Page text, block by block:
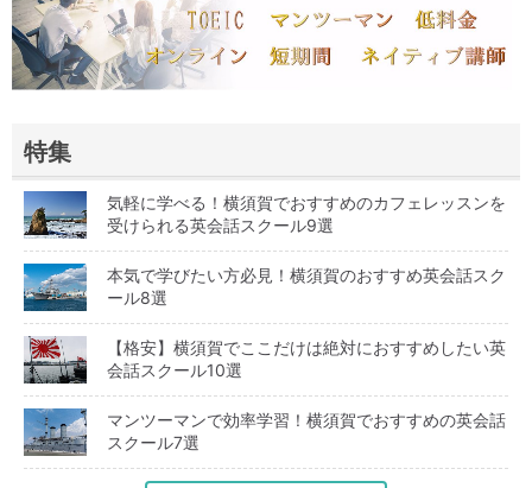
特集
気軽に学べる！横須賀でおすすめのカフェレッスンを
受けられる英会話スクール9選
本気で学びたい方必見！横須賀のおすすめ英会話スク
ール8選
【格安】横須賀でここだけは絶対におすすめしたい英
会話スクール10選
マンツーマンで効率学習！横須賀でおすすめの英会話
スクール7選